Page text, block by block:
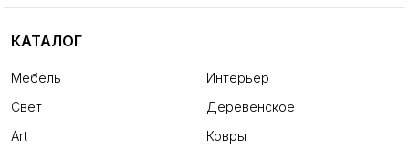
КАТАЛОГ
Мебель
Интерьер
Свет
Деревенское
Art
Ковры